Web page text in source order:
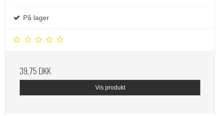
På lager
39,75 DKK
Vis produkt